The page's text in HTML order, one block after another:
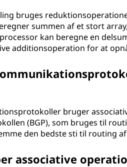
bruges
summen af et stort
kan beregne en
additionsoperation for at
bruger
(BGP), som bruges til
den bedste sti til routing
associative